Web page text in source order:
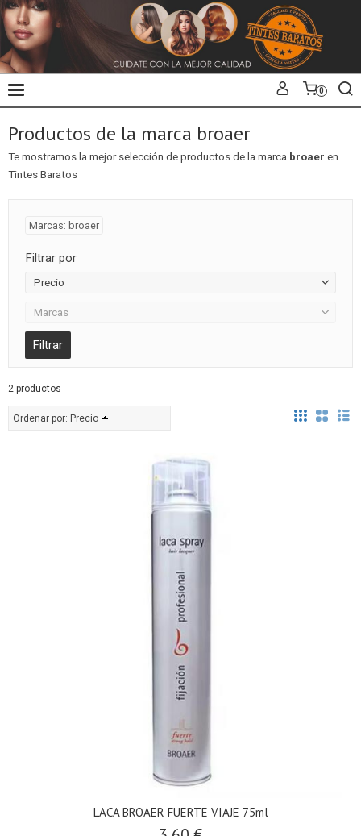
0
Productos de la marca broaer
Te mostramos la mejor selección de productos de la marca broaer en
Tintes Baratos
Marcas: broaer
Filtrar por
Precio
Marcas
2 productos
Ordenar por: Precio
LACA BROAER FUERTE VIAJE 75ml